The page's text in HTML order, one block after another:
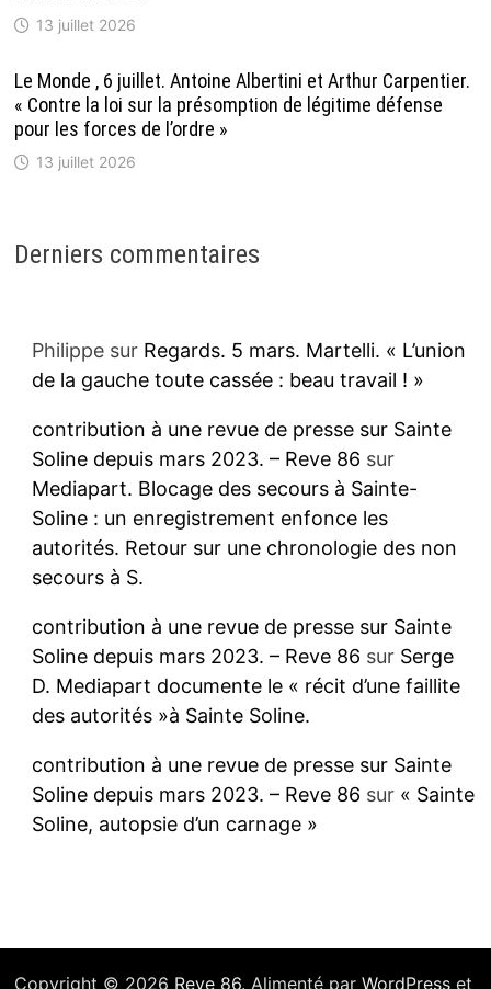
13 juillet 2026
Le Monde , 6 juillet. Antoine Albertini et Arthur Carpentier.
« Contre la loi sur la présomption de légitime défense
pour les forces de l’ordre »
13 juillet 2026
Derniers commentaires
Philippesur Regards. 5 mars. Martelli. « L’union
de la gauche toute cassée : beau travail ! »
contribution à une revue de presse sur Sainte
Soline depuis mars 2023. – Reve 86 sur
Mediapart. Blocage des secours à Sainte-
Soline : un enregistrement enfonce les
autorités. Retour sur une chronologie des non
secours à S.
contribution à une revue de presse sur Sainte
Soline depuis mars 2023. – Reve 86 sur Serge
D. Mediapart documente le « récit d’une faillite
des autorités »à Sainte Soline.
contribution à une revue de presse sur Sainte
Soline depuis mars 2023. – Reve 86 sur « Sainte
Soline, autopsie d’un carnage »
Copyright © 2026 Reve 86. Alimenté par WordPresset